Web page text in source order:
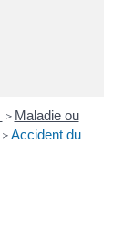
> Maladie ou
> Accident du